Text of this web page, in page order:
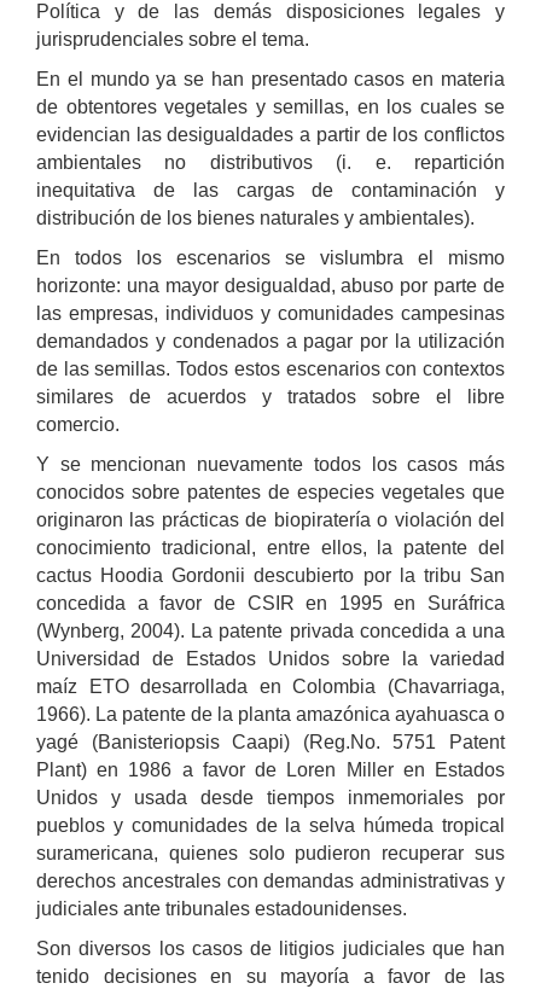
Política y de las demás disposiciones legales y
jurisprudenciales sobre el tema.
En el mundo ya se han presentado casos en materia
de obtentores vegetales y semillas, en los cuales se
evidencian las desigualdades a partir de los conflictos
ambientales no distributivos (i. e. repartición
inequitativa de las cargas de contaminación y
distribución de los bienes naturales y ambientales).
En todos los escenarios se vislumbra el mismo
horizonte: una mayor desigualdad, abuso por parte de
las empresas, individuos y comunidades campesinas
demandados y condenados a pagar por la utilización
de las semillas. Todos estos escenarios con contextos
similares de acuerdos y tratados sobre el libre
comercio.
Y se mencionan nuevamente todos los casos más
conocidos sobre patentes de especies vegetales que
originaron las prácticas de biopiratería o violación del
conocimiento tradicional, entre ellos, la patente del
cactus Hoodia Gordonii descubierto por la tribu San
concedida a favor de CSIR en 1995 en Suráfrica
(Wynberg, 2004). La patente privada concedida a una
Universidad de Estados Unidos sobre la variedad
maíz ETO desarrollada en Colombia (Chavarriaga,
1966). La patente de la planta amazónica ayahuasca o
yagé (Banisteriopsis Caapi) (Reg.No. 5751 Patent
Plant) en 1986 a favor de Loren Miller en Estados
Unidos y usada desde tiempos inmemoriales por
pueblos y comunidades de la selva húmeda tropical
suramericana, quienes solo pudieron recuperar sus
derechos ancestrales con demandas administrativas y
judiciales ante tribunales estadounidenses.
Son diversos los casos de litigios judiciales que han
tenido decisiones en su mayoría a favor de las